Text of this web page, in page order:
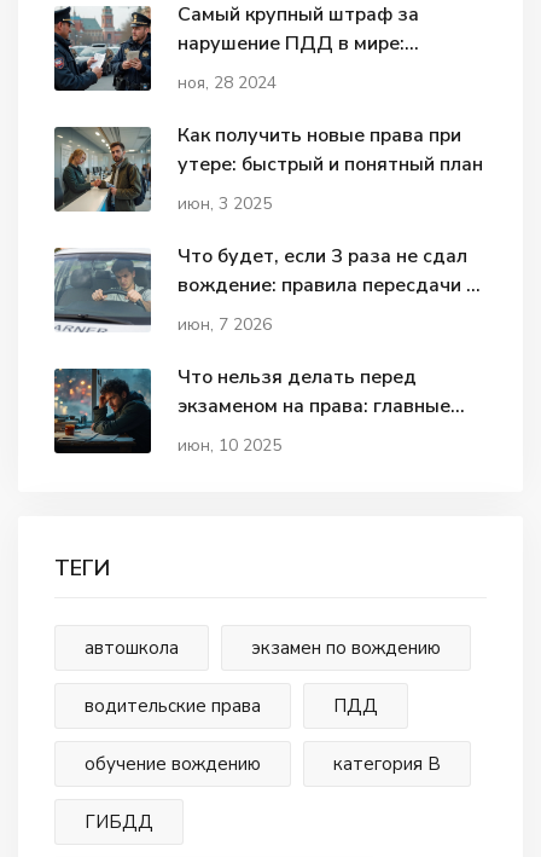
Самый крупный штраф за
нарушение ПДД в мире:
рекорды и факты
ноя, 28 2024
Как получить новые права при
утере: быстрый и понятный план
июн, 3 2025
Что будет, если 3 раза не сдал
вождение: правила пересдачи и
сроки в 2026 году
июн, 7 2026
Что нельзя делать перед
экзаменом на права: главные
ошибки
июн, 10 2025
ТЕГИ
автошкола экзамен по вождению
водительские права ПДД
обучение вождению категория В
ГИБДД